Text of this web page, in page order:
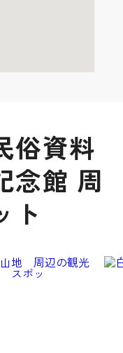
俗資料
念館 周
ト